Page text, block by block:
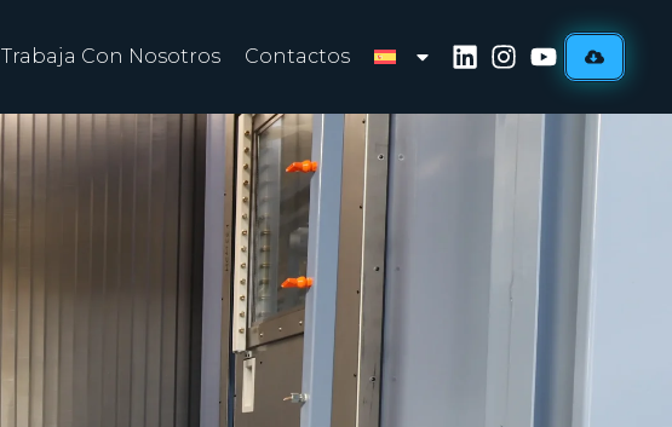
Trabaja Con Nosotros Contactos